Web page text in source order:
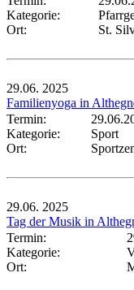
Kategorie:
Ort:
St.
29.06. 2025
Familienyoga in
Termin:
Kategorie:
Sport
Ort:
29.06. 2025
Tag der Musik in
Termin:
Kategorie:
Ort: